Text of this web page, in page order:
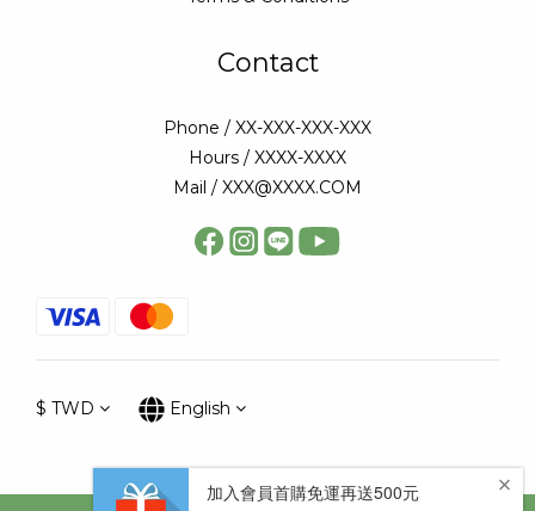
Contact
Phone / XX-XXX-XXX-XXX
Hours / XXXX-XXXX
Mail / XXX@XXXX.COM
$ TWD English